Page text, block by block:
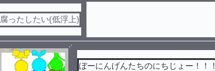
腐ったしたい(低浮上)
ぼーにんげんたちのにちじょー！！！